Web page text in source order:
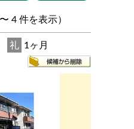
（ 1 〜 4 件を表示）
礼 1ヶ月